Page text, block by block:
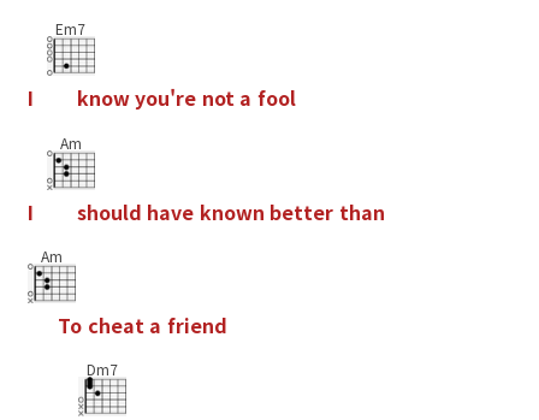
I
Em7
knowyou're not a fool
I
Am
should have known better than
Am
To cheat a friend
Dm7